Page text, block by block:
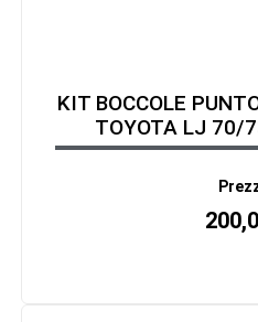
KIT BOCCOLE
TOYOTA LJ 70/